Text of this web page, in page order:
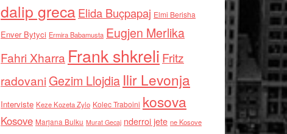
dalip grecaElida Buçpapaj Elmi Berisha
Enver Bytyci Ermira Babamusta Eugjen Merlika
Fahri Xharra Frank shkreli Fritz
radovaniGezim Llojdia Ilir Levonja
Interviste Keze Kozeta Zylo Kolec Traboini kosova
Kosove Marjana Bulku Murat Gecaj nderroi jete ne Kosove